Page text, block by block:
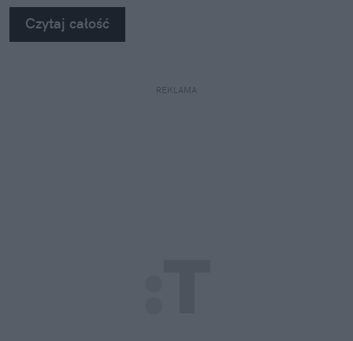
Czytaj całość
REKLAMA